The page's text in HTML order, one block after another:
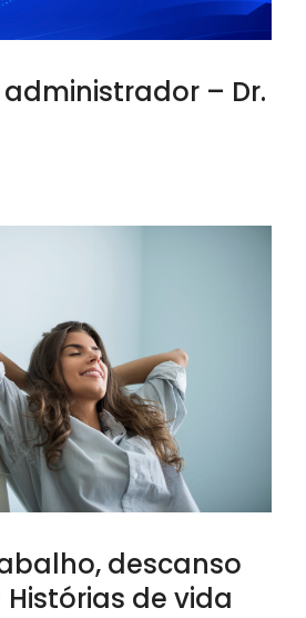
– Dr.
descanso
de vida